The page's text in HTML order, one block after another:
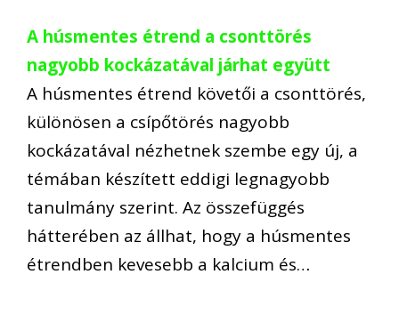
A húsmentes étrend a csonttörés
nagyobb kockázatával járhat együtt
A húsmentes étrend követői a csonttörés,
különösen a csípőtörés nagyobb
kockázatával nézhetnek szembe egy új, a
témában készített eddigi legnagyobb
tanulmány szerint. Az összefüggés
hátterében az állhat, hogy a húsmentes
étrendben kevesebb a kalcium és…